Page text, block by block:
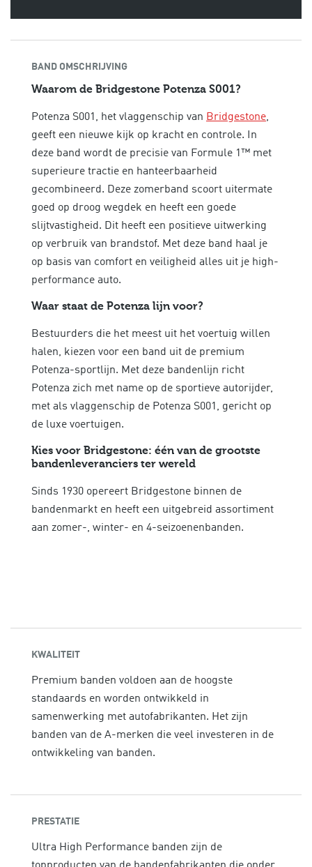
BAND OMSCHRIJVING
Waarom de Bridgestone Potenza S001?
Potenza S001, het vlaggenschip van Bridgestone,
geeft een nieuwe kijk op kracht en controle. In
deze band wordt de precisie van Formule 1™ met
superieure tractie en hanteerbaarheid
gecombineerd. Deze zomerband scoort uitermate
goed op droog wegdek en heeft een goede
slijtvastigheid. Dit heeft een positieve uitwerking
op verbruik van brandstof. Met deze band haal je
op basis van comfort en veiligheid alles uit je high-
performance auto.
Waar staat de Potenza lijn voor?
Bestuurders die het meest uit het voertuig willen
halen, kiezen voor een band uit de premium
Potenza-sportlijn. Met deze bandenlijn richt
Potenza zich met name op de sportieve autorijder,
met als vlaggenschip de Potenza S001, gericht op
de luxe voertuigen.
Kies voor Bridgestone: één van de grootste
bandenleveranciers ter wereld
Sinds 1930 opereert Bridgestone binnen de
bandenmarkt en heeft een uitgebreid assortiment
aan zomer-, winter- en 4-seizoenenbanden.
KWALITEIT
Premium banden voldoen aan de hoogste
standaards en worden ontwikkeld in
samenwerking met autofabrikanten. Het zijn
banden van de A-merken die veel investeren in de
ontwikkeling van banden.
PRESTATIE
Ultra High Performance banden zijn de